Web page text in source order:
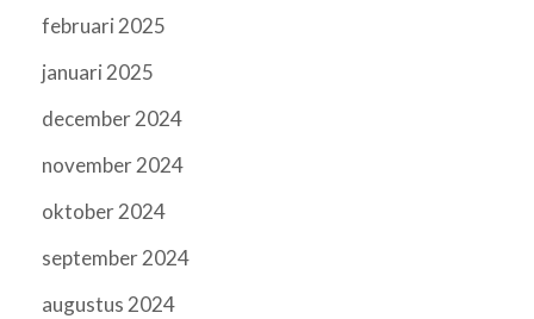
februari 2025
januari 2025
december 2024
november 2024
oktober 2024
september 2024
augustus 2024